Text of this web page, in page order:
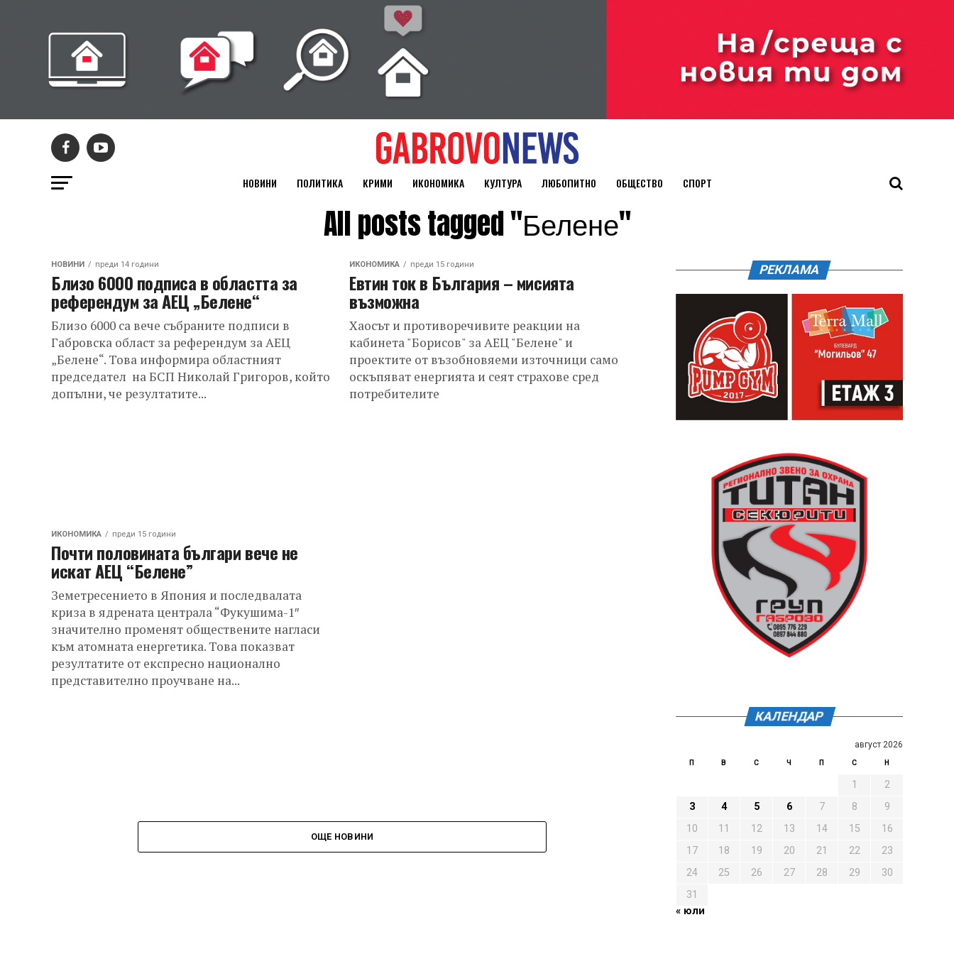
НОВИНИ ПОЛИТИКА КРИМИ ИКОНОМИКА КУЛТУРА ЛЮБОПИТНО ОБЩЕСТВО СПОРТ
All posts tagged "Белене"
НОВИНИ преди 14 години
Близо 6000 подписа в областта за
референдум за АЕЦ „Белене“
Близо 6000 са вече събраните подписи в
Габровска област за референдум за АЕЦ
„Белене“. Това информира областният
председател на БСП Николай Григоров, който
допълни, че резултатите...
ИКОНОМИКА преди 15 години
Евтин ток в България – мисията
възможна
Хаосът и противоречивите реакции на
кабинета "Борисов" за АЕЦ "Белене" и
проектите от възобновяеми източници само
оскъпяват енергията и сеят страхове сред
потребителите
ИКОНОМИКА преди 15 години
Почти половината българи вече не
искат АЕЦ “Белене”
Земетресението в Япония и последвалата
криза в ядрената централа “Фукушима-1″
значително променят обществените нагласи
към атомната енергетика. Това показват
резултатите от експресно национално
представително проучване на...
ОЩЕ НОВИНИ
РЕКЛАМА
КАЛЕНДАР
август 2026
П В С Ч П С Н
1
2
3
4 5 6 7 8
9
10
11 12 13 14 15
16
17
18 19 20 21 22
23
24
25 26 27 28 29
30
31
« юли